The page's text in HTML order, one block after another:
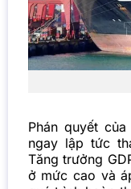
Phán quyết
ngay lập tức
Tăng trưởng
ở mức cao và